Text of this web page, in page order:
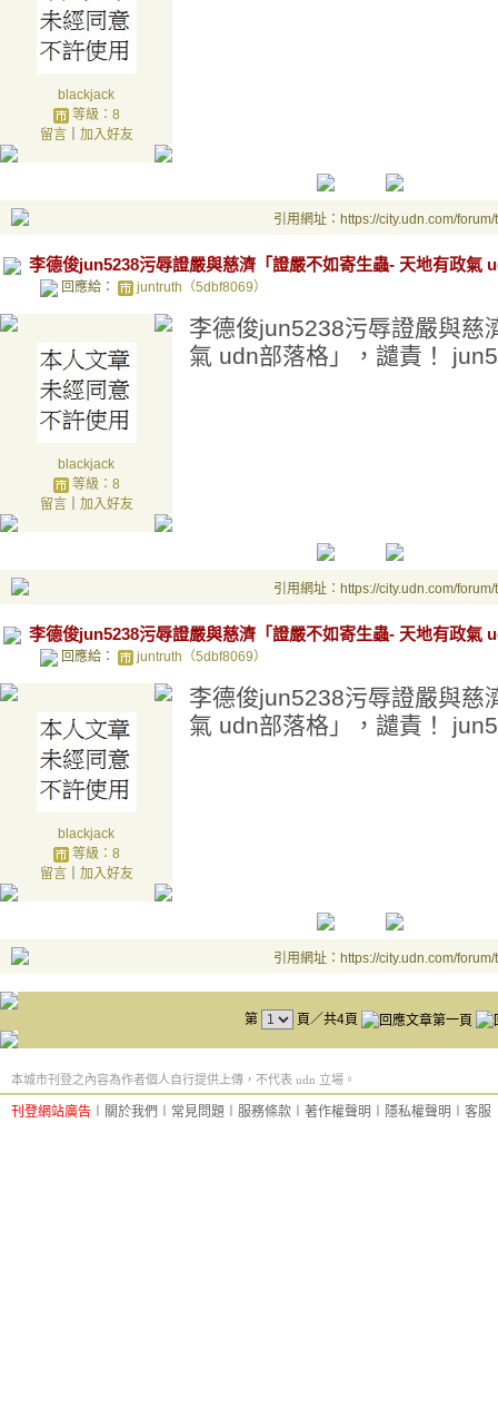
blackjack
等級：8
留言｜ 加入好友
引用網址：https://city.udn.com/
李德俊jun5238污辱證嚴與慈濟「證嚴不如寄生蟲- 天地有政氣
回應給： juntruth（5dbf8069）
blackjack
等級：8
留言｜ 加入好友
李德俊jun5238污辱證嚴與慈
氣 udn部落格」，譴責！
引用網址：https://city.udn.com/
李德俊jun5238污辱證嚴與慈濟「證嚴不如寄生蟲- 天地有政氣
回應給： juntruth（5dbf8069）
blackjack
等級：8
留言｜ 加入好友
李德俊jun5238污辱證嚴與慈
氣 udn部落格」，譴責！
引用網址：https://city.udn.com/
第 頁／共4頁
本城市刊登之內容為作者個人自行提供上傳，不代表 udn 立場。
刊登網站廣告 關於我們 常見問題 服務條款 著作權聲明 隱私權聲明 客服